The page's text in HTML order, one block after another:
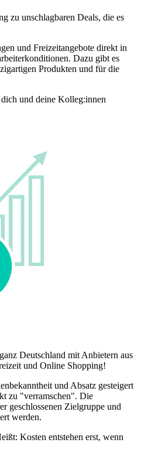
zu unschlagbaren Deals, die es
und Freizeitangebote direkt in
Dazu gibt es
Produkten und für die
und deine Kolleg:innen
Deutschland mit Anbietern aus
und Online Shopping!
und Absatz gesteigert
zu "verramschen". Die
geschlossenen Zielgruppe und
werden.
Kosten entstehen erst, wenn